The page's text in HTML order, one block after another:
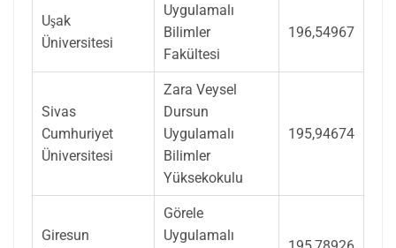
Uşak
Üniversitesi
Uygulamalı
Bilimler
Fakültesi
196,54967
Sivas
Cumhuriyet
Üniversitesi
Zara Veysel
Dursun
Uygulamalı
Bilimler
Yüksekokulu
195,94674
Giresun
Görele
Uygulamalı